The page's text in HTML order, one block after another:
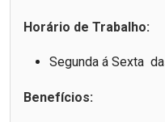
Horário de Trabalho:
Segunda á Sexta
Benefícios: